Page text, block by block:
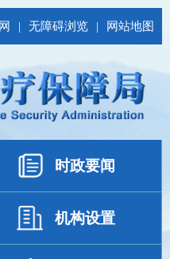
| 无障碍浏览 | 网站地图
时政要闻
机构设置